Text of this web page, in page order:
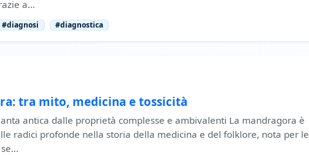
a…
#diagnosi #diagnostica
tra mito, medicina e tossicità
antica dalle proprietà complesse e ambivalenti La mandragora è
radici profonde nella storia della medicina e del folklore, nota per le